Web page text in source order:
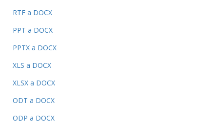
RTF a DOCX
PPT a DOCX
PPTX a DOCX
XLS a DOCX
XLSX a DOCX
ODT a DOCX
ODP a DOCX